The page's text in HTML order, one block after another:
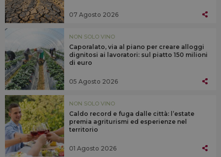
07 Agosto 2026
NON SOLO VINO
Caporalato, via al piano per creare alloggi
dignitosi ai lavoratori: sul piatto 150 milioni
di euro
05 Agosto 2026
NON SOLO VINO
Caldo record e fuga dalle città: l’estate
premia agriturismi ed esperienze nel
territorio
01 Agosto 2026